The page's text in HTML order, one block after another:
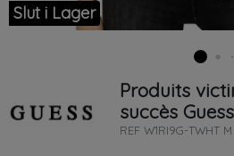
Slut i Lager
Produits
succès Guess
REF W1RI9G-TWHT M